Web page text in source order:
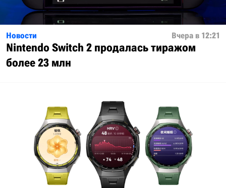
Новости Вчера в 12:21
Nintendo Switch 2 продалась тиражом
более 23 млн